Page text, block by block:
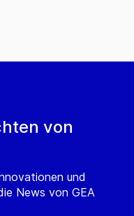
von
und
News von GEA